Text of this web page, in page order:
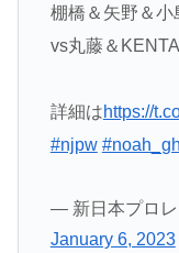
棚橋＆矢野＆小
vs丸藤＆
詳細はhttps://
#njpw
— 新日本プロレ
January 6, 2023